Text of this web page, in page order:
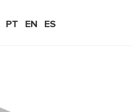
PT EN ES